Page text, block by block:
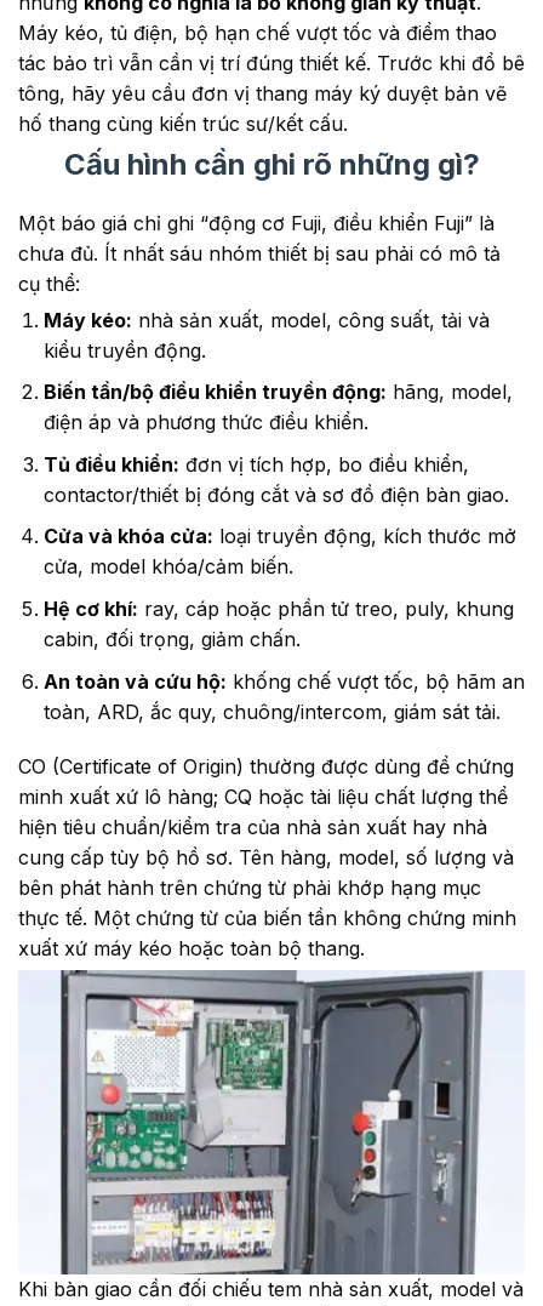
Máy kéo, tủ điện, bộ hạn chế vượt tốc và điểm thao
tác bảo trì vẫn cần vị trí đúng thiết kế. Trước khi đổ bê
tông, hãy yêu cầu đơn vị thang máy ký duyệt bản vẽ
hố thang cùng kiến trúc sư/kết cấu.
Cấu hình cần ghi rõ những gì?
Một báo giá chỉ ghi “động cơ Fuji, điều khiển Fuji” là
chưa đủ. Ít nhất sáu nhóm thiết bị sau phải có mô tả
cụ thể:
Máy kéo: nhà sản xuất, model, công suất, tải và
kiểu truyền động.
Biến tần/bộ điều khiển truyền động: hãng, model,
điện áp và phương thức điều khiển.
Tủ điều khiển: đơn vị tích hợp, bo điều khiển,
contactor/thiết bị đóng cắt và sơ đồ điện bàn giao.
Cửa và khóa cửa: loại truyền động, kích thước mở
cửa, model khóa/cảm biến.
Hệ cơ khí: ray, cáp hoặc phần tử treo, puly, khung
cabin, đối trọng, giảm chấn.
An toàn và cứu hộ: khống chế vượt tốc, bộ hãm an
toàn, ARD, ắc quy, chuông/intercom, giám sát tải.
CO (Certificate of Origin) thường được dùng để chứng
minh xuất xứ lô hàng; CQ hoặc tài liệu chất lượng thể
hiện tiêu chuẩn/kiểm tra của nhà sản xuất hay nhà
cung cấp tùy bộ hồ sơ. Tên hàng, model, số lượng và
bên phát hành trên chứng từ phải khớp hạng mục
thực tế. Một chứng từ của biến tần không chứng minh
xuất xứ máy kéo hoặc toàn bộ thang.
Khi bàn giao cần đối chiếu tem nhà sản xuất, model và